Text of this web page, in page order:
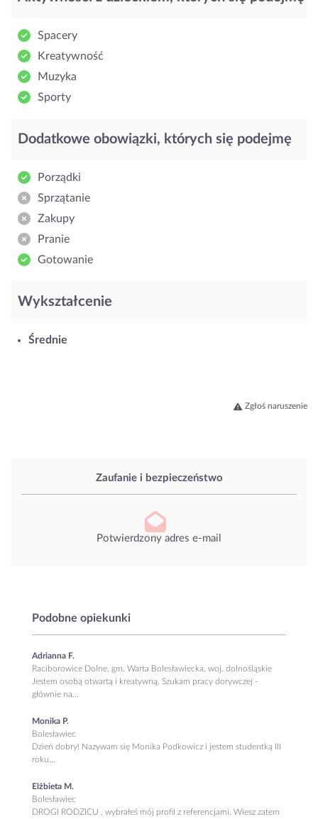
Zaufanie i bezpieczeństwo
Potwierdzony adres e-mail
Podobne opiekunki
Adrianna F.
Raciborowice Dolne, gm. Warta Bolesławiecka, woj. dolnośląskie
Jestem osobą otwartą i kreatywną. Szukam pracy dorywczej -
głównie na...
Monika P.
Bolesławiec
Dzień dobry! Nazywam się Monika Podkowicz i jestem studentką III
roku...
Elżbieta M.
Bolesławiec
DROGI RODZICU , wybrałeś mój profil z referencjami. Wiesz zatem
Spacery
Kreatywność
Muzyka
Sporty
Dodatkowe obowiązki, których się podejmę
Porządki
Sprzątanie
Zakupy
Pranie
Gotowanie
Wykształcenie
Średnie
Zgłoś naruszenie